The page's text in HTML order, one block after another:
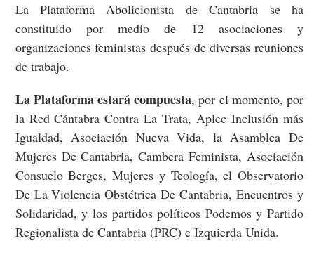
La Plataforma Abolicionista de Cantabria se ha
constituido por medio de 12 asociaciones y
organizaciones feministas después de diversas reuniones
de trabajo.
La Plataforma estará compuesta, por el momento, por
la Red Cántabra Contra La Trata, Aplec Inclusión más
Igualdad, Asociación Nueva Vida, la Asamblea De
Mujeres De Cantabria, Cambera Feminista, Asociación
Consuelo Berges, Mujeres y Teología, el Observatorio
De La Violencia Obstétrica De Cantabria, Encuentros y
Solidaridad, y los partidos políticos Podemos y Partido
Regionalista de Cantabria (PRC) e Izquierda Unida.